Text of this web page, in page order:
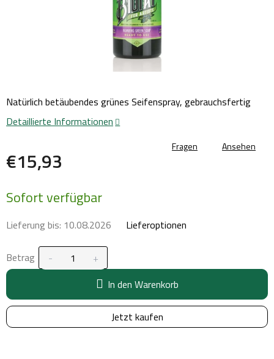
€15,93
Sofort verfügbar
Lieferung bis: 10.08.2026 Lieferoptionen
Betrag
In den Warenkorb
Jetzt kaufen
Natürlich betäubendes grünes Seifenspray, gebrauchsfertig
Detaillierte Informationen
Fragen Ansehen